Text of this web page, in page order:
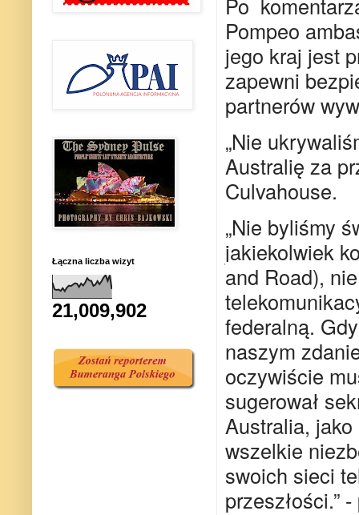
Pompeo
jego kraj jest
zapewni
partnerów
„Nie
Australię za
Culvahouse.
„Nie byliśmy
jakiekolwiek
and Road),
federalną.
naszym
oczywiście
sugerował
Australia,
wszelkie
swoich sieci
przeszłości.”
Łączna liczba wizyt
21,009,902